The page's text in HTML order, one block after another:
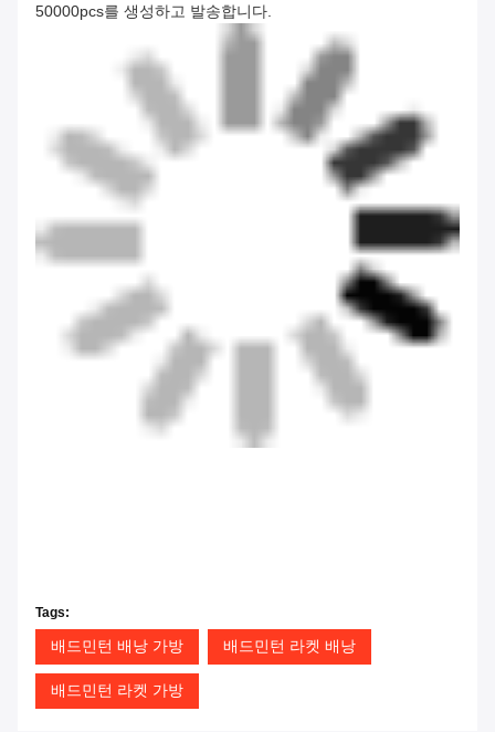
50000pcs를 생성하고 발송합니다.
Tags:
배드민턴 배낭 가방 배드민턴 라켓 배낭
배드민턴 라켓 가방